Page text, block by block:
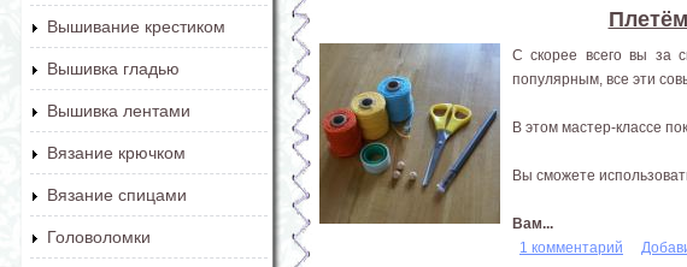
Вышивание крестиком
Вышивка гладью
Вышивка лентами
Вязание крючком
Вязание спицами
Головоломки
С скорее всего вы за
популярным, все эти
В этом мастер-классе
Вы сможете
Вам...
1 комментарий